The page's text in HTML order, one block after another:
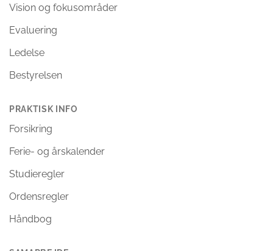
Vision og fokusområder
Evaluering
Ledelse
Bestyrelsen
PRAKTISK INFO
Forsikring
Ferie- og årskalender
Studieregler
Ordensregler
Håndbog